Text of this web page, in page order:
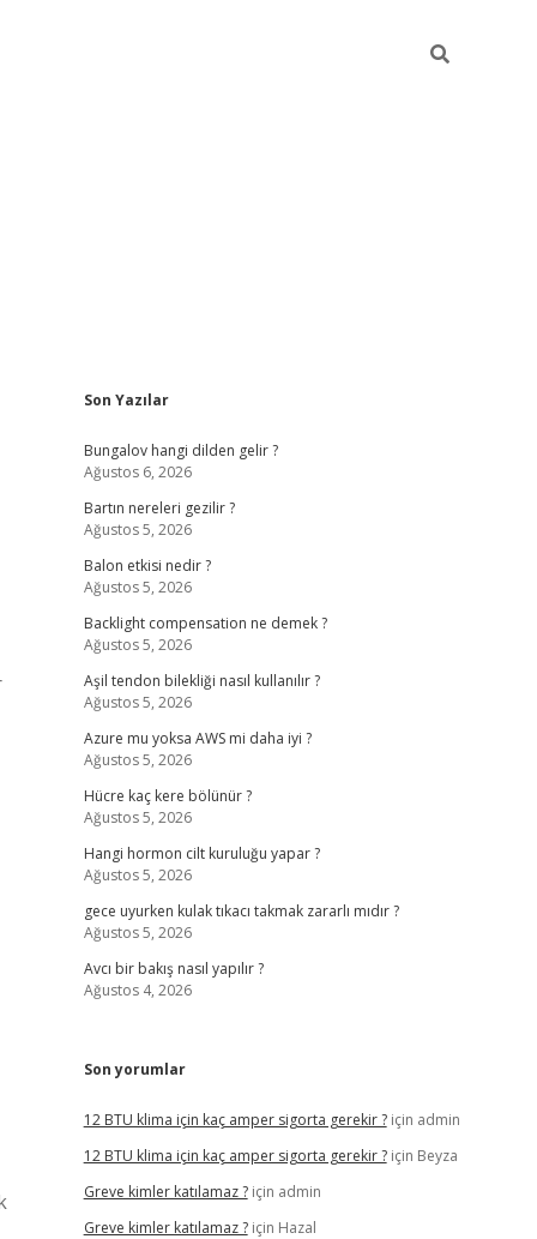
Sidebar
Son Yazılar
Bungalov hangi dilden gelir ?
Ağustos 6, 2026
Bartın nereleri gezilir ?
Ağustos 5, 2026
Balon etkisi nedir ?
Ağustos 5, 2026
Backlight compensation ne demek ?
Ağustos 5, 2026
Aşil tendon bilekliği nasıl kullanılır ?
Ağustos 5, 2026
Azure mu yoksa AWS mi daha iyi ?
Ağustos 5, 2026
Hücre kaç kere bölünür ?
Ağustos 5, 2026
Hangi hormon cilt kuruluğu yapar ?
Ağustos 5, 2026
gece uyurken kulak tıkacı takmak zararlı mıdır ?
Ağustos 5, 2026
Avcı bir bakış nasıl yapılır ?
Ağustos 4, 2026
Son yorumlar
12 BTU klima için kaç amper sigorta gerekir ?için admin
12 BTU klima için kaç amper sigorta gerekir ?için Beyza
Greve kimler katılamaz ?için admin
Greve kimler katılamaz ?için Hazal